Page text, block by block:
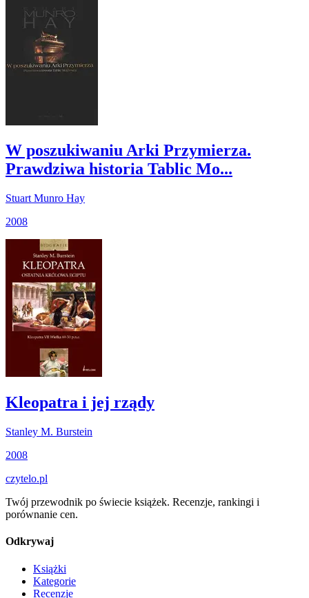
W poszukiwaniu Arki Przymierza.
Prawdziwa historia Tablic Mo...
Stuart Munro Hay
2008
Kleopatra i jej rządy
Stanley M. Burstein
2008
czytelo.pl
Twój przewodnik po świecie książek. Recenzje, rankingi i
porównanie cen.
Odkrywaj
Książki
Kategorie
Recenzje